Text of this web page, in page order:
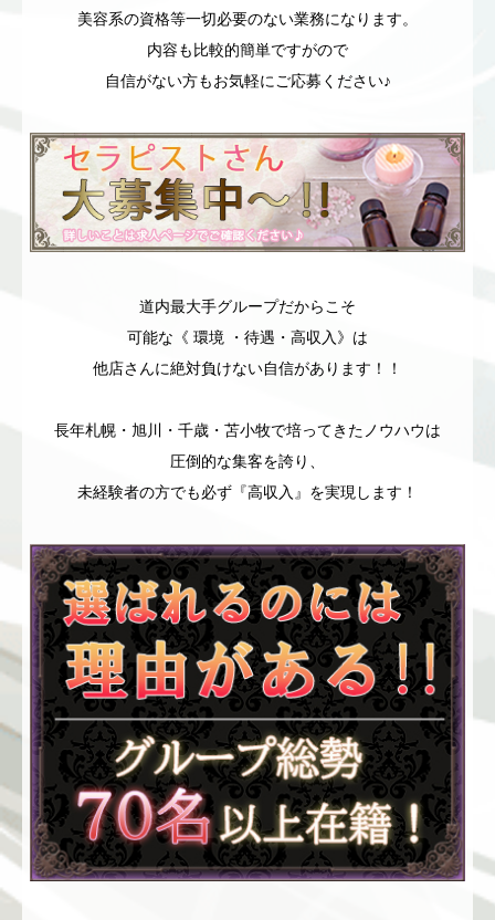
美容系の資格等一切必要のない業務になります。
内容も比較的簡単ですがので
自信がない方もお気軽にご応募ください♪
道内最大手グループだからこそ
可能な《 環境 ・待遇・高収入》は
他店さんに絶対負けない自信があります！！
長年札幌・旭川・千歳・苫小牧で培ってきたノウハウは
圧倒的な集客を誇り、
未経験者の方でも必ず『高収入』を実現します！